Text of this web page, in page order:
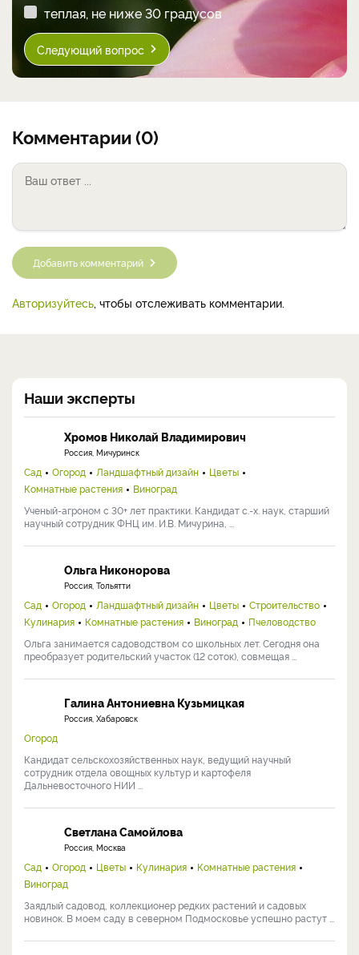
теплая, не ниже 30 градусов
Следующий вопрос
Комментарии (0)
Добавить комментарий
Авторизуйтесь , чтобы отслеживать комментарии.
Наши эксперты
Хромов Николай Владимирович
Россия, Мичуринск
Сад Огород Ландшафтный дизайн
Цветы
Комнатные растения
Виноград
Ученый-агроном с 30+ лет практики. Кандидат с.-х. наук, старший
научный сотрудник ФНЦ им. И.В. Мичурина, ...
Ольга Никонорова
Россия, Тольятти
Сад Огород Ландшафтный дизайн Цветы
Строительство
Кулинария
Комнатные растения Виноград
Пчеловодство
Ольга занимается садоводством со школьных лет. Сегодня она
преобразует родительский участок (12 соток), совмещая ...
Галина Антониевна Кузьмицкая
Россия, Хабаровск
Огород
Кандидат сельскохозяйственных наук, ведущий научный
сотрудник отдела овощных культур и картофеля
Дальневосточного НИИ ...
Светлана Самойлова
Россия, Москва
Сад Огород Цветы Кулинария
Комнатные растения
Виноград
Заядлый садовод, коллекционер редких растений и садовых
новинок. В моем саду в северном Подмосковье успешно растут ...